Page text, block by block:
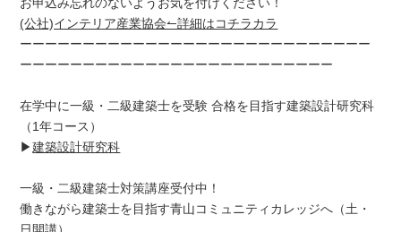
(公社)インテリア産業協会↼詳細はコチラカラ
ーーーーーーーーーーーーーーーーーーーーーーーーーーーー
ーーーーーーーーーーーーーーーーーーーーーーーーー
在学中に一級・二級建築士を受験 合格を目指す建築設計研究科
（1年コース）
▶建築設計研究科
一級・二級建築士対策講座受付中！
働きながら建築士を目指す青山コミュニティカレッジへ（土・